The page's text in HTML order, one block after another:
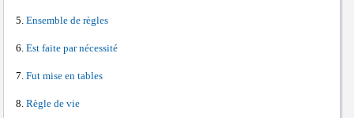
Ensemble de règles
Est faite par nécessité
Fut mise en tables
Règle de vie